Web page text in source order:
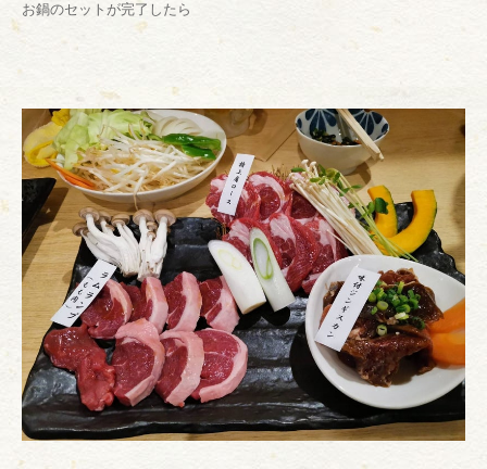
お鍋のセットが完了したら